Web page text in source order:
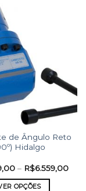
de Ângulo Reto
Hidalgo
– R$6.559,00
OPÇÕES